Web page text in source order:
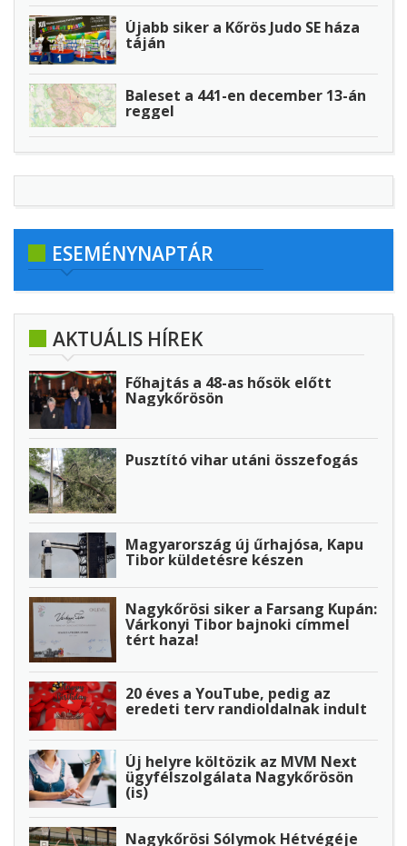
Újabb siker a Kőrös Judo SE háza
táján
Baleset a 441-en december 13-án
reggel
ESEMÉNYNAPTÁR
AKTUÁLIS HÍREK
Főhajtás a 48-as hősök előtt
Nagykőrösön
Pusztító vihar utáni összefogás
Magyarország új űrhajósa, Kapu
Tibor küldetésre készen
Nagykőrösi siker a Farsang Kupán:
Várkonyi Tibor bajnoki címmel
tért haza!
20 éves a YouTube, pedig az
eredeti terv randioldalnak indult
Új helyre költözik az MVM Next
ügyfélszolgálata Nagykőrösön
(is)
Nagykőrösi Sólymok Hétvégéje